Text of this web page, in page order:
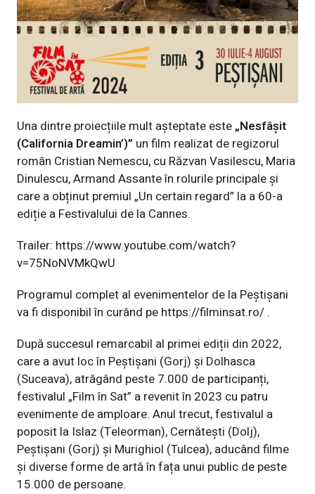
Una dintre proiecțiile mult așteptate este„Nesfâșit
(California Dreamin’)” un film realizat de regizorul
român Cristian Nemescu, cu Răzvan Vasilescu, Maria
Dinulescu, Armand Assante în rolurile principale și
care a obținut premiul „Un certain regard” la a 60-a
ediție a Festivalului de la Cannes.
Trailer: https://www.youtube.com/watch?
v=75NoNVMkQwU
Programul complet al evenimentelor de la Peștișani
va fi disponibil în curând pe https://filminsat.ro/ .
După succesul remarcabil al primei ediții din 2022,
care a avut loc în Peștișani (Gorj) și Dolhasca
(Suceava), atrăgând peste 7.000 de participanți,
festivalul „Film în Sat” a revenit în 2023 cu patru
evenimente de amploare. Anul trecut, festivalul a
poposit la Islaz (Teleorman), Cernătești (Dolj),
Peștișani (Gorj) și Murighiol (Tulcea), aducând filme
și diverse forme de artă în fața unui public de peste
15.000 de persoane.